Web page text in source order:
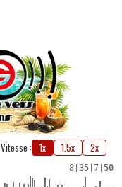
Vitesse : 1x 1.5x 2x
8 35 7 50